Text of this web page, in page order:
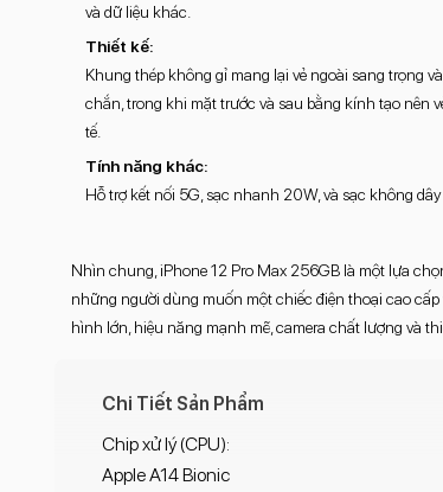
và dữ liệu khác.
Thiết kế:
Khung thép không gỉ mang lại vẻ ngoài sang trọng
chắn, trong khi mặt trước và sau bằng kính tạo nên
tế.
Tính năng khác:
Hỗ trợ kết nối 5G, sạc nhanh 20W, và sạc không dây
Nhìn chung, iPhone 12 Pro Max 256GB là một lựa
những người dùng muốn một chiếc điện thoại cao cấp
hình lớn, hiệu năng mạnh mẽ, camera chất lượng và
Chi Tiết Sản Phẩm
Chip xử lý (CPU):
Apple A14 Bionic